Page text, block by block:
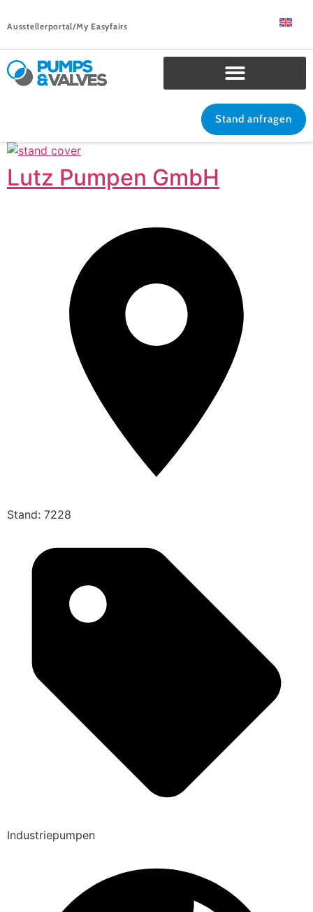
Ausstellerportal/My Easyfairs
Stand anfragen
Lutz Pumpen GmbH
Stand: 7228
Industriepumpen